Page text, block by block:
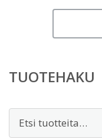
TUOTEHAKU
Etsi: